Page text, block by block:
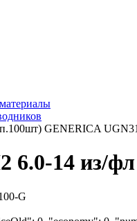
GENERICA
14 из/фл
G